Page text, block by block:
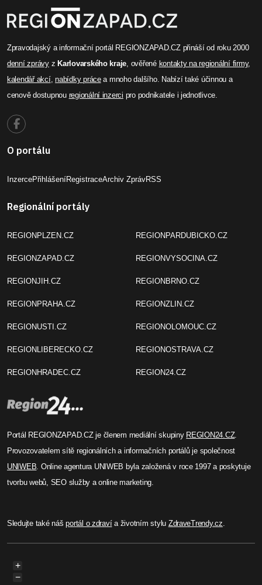
Před 11 měsíci Jiřina Suchorová
Proč jste přes den unavení, ale
Cítíte se přes den vyčerpaní, ale když si večer
lehnete do postele, spánek nepřichází? Tento
cirkadiánního rytmu, přes stres a úzkosti, až po